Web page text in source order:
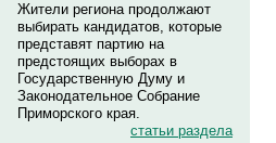
Жители региона продолжают
выбирать кандидатов, которые
представят партию на
предстоящих выборах в
Государственную Думу и
Законодательное Собрание
Приморского края.
статьи раздела